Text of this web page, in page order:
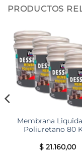
PRODUCTOS
Membrana
Poliuretano 80
$ 21.160,00